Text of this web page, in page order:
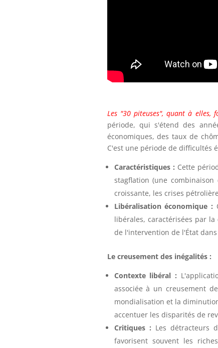
Les "30 piteuses", quant à elles,
période, qui s'étend des
économiques, des taux de
C'est une période de difficultés
Caractéristiques : Cette
stagflation (une
croissante, les crises
Libéralisation économique :
libérales, caractérisées par
de l'intervention de l'État
Le creusement des inégalités :
Contexte libéral :
associée à un creusement
mondialisation et la
accentuer les disparités de
Critiques : Les détracteurs
favorisent souvent les